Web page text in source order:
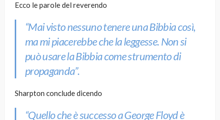
Ecco le parole del reverendo
“Mai visto nessuno tenere una Bibbia così,
ma mi piacerebbe che la leggesse. Non si
può usare la Bibbia come strumento di
propaganda”.
Sharpton conclude dicendo
“Quello che è successo a George Floyd è